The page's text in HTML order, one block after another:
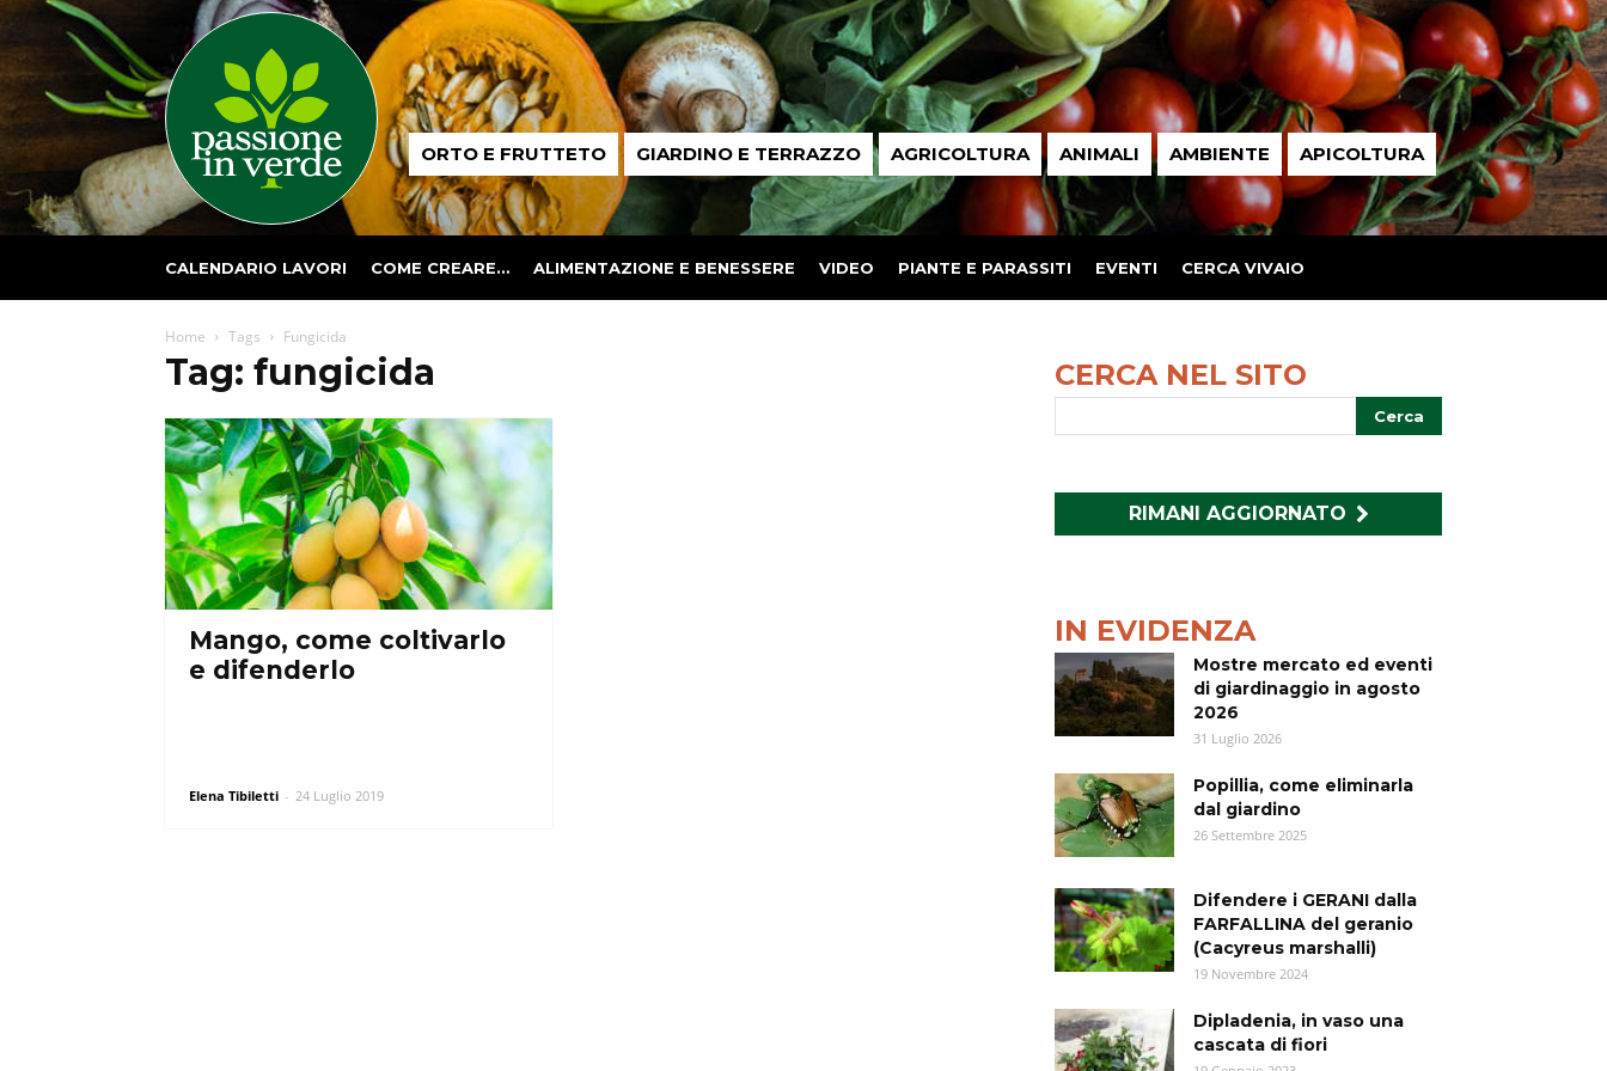
Passione
in ORTO E FRUTTETO GIARDINO E TERRAZZO AGRICOLTURA ANIMALI AMBIENTE APICOLTURA
CALENDARIO LAVORI COME CREARE… ALIMENTAZIONE E BENESSERE VIDEO PIANTE E PARASSITI EVENTI CERCA VIVAIO
Home Tags Fungicida
Tag: fungicida
Mango, come coltivarlo
e difenderlo
Elena Tibiletti - 24 Luglio 2019
CERCA NEL SITO
RIMANI AGGIORNATO
IN EVIDENZA
Mostre mercato ed eventi
di giardinaggio in agosto
2026
31 Luglio 2026
Popillia, come eliminarla
dal giardino
26 Settembre 2025
Difendere i GERANI dalla
FARFALLINA del geranio
(Cacyreus marshalli)
19 Novembre 2024
Dipladenia, in vaso una
cascata di fiori